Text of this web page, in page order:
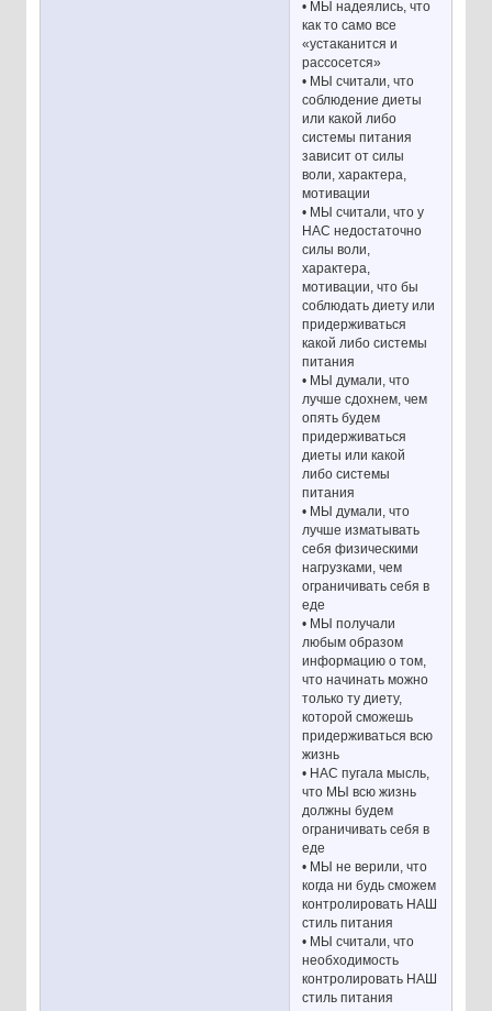
• МЫ надеялись, что
как то само все
«устаканится и
рассосется»
• МЫ считали, что
соблюдение диеты
или какой либо
системы питания
зависит от силы
воли, характера,
мотивации
• МЫ считали, что у
НАС недостаточно
силы воли,
характера,
мотивации, что бы
соблюдать диету или
придерживаться
какой либо системы
питания
• МЫ думали, что
лучше сдохнем, чем
опять будем
придерживаться
диеты или какой
либо системы
питания
• МЫ думали, что
лучше изматывать
себя физическими
нагрузками, чем
ограничивать себя в
еде
• МЫ получали
любым образом
информацию о том,
что начинать можно
только ту диету,
которой сможешь
придерживаться всю
жизнь
• НАС пугала мысль,
что МЫ всю жизнь
должны будем
ограничивать себя в
еде
• МЫ не верили, что
когда ни будь сможем
контролировать НАШ
стиль питания
• МЫ считали, что
необходимость
контролировать НАШ
стиль питания